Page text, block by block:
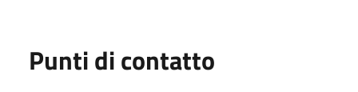
Punti di contatto